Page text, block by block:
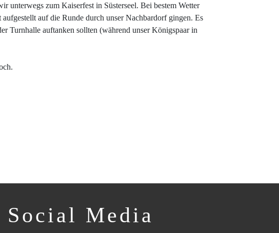
unterwegs zum Kaiserfest in Süsterseel. Bei bestem Wetter
auf die Runde durch unser Nachbardorf gingen. Es
Turnhalle auftanken sollten (während unser Königspaar in
Social Media